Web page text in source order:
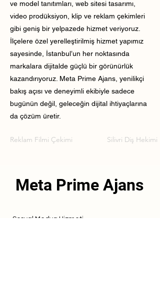
ve model tanıtımları, web sitesi tasarımı,
video prodüksiyon, klip ve reklam çekimleri
gibi geniş bir yelpazede hizmet veriyoruz.
İlçelere özel yerelleştirilmiş hizmet yapımız
sayesinde, İstanbul’un her noktasında
markalara dijitalde güçlü bir görünürlük
kazandırıyoruz. Meta Prime Ajans, yenilikçi
bakış açısı ve deneyimli ekibiyle sadece
bugünün değil, geleceğin dijital ihtiyaçlarına
da çözüm üretir.
Reklam Filmi Çekimi Silivri Diş Hekimi
Meta Prime Ajans
Sosyal Medya Hizmeti